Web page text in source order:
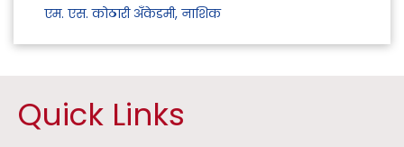
एम. एस. कोठारी अँकेडमी, नाशिक
Quick Links